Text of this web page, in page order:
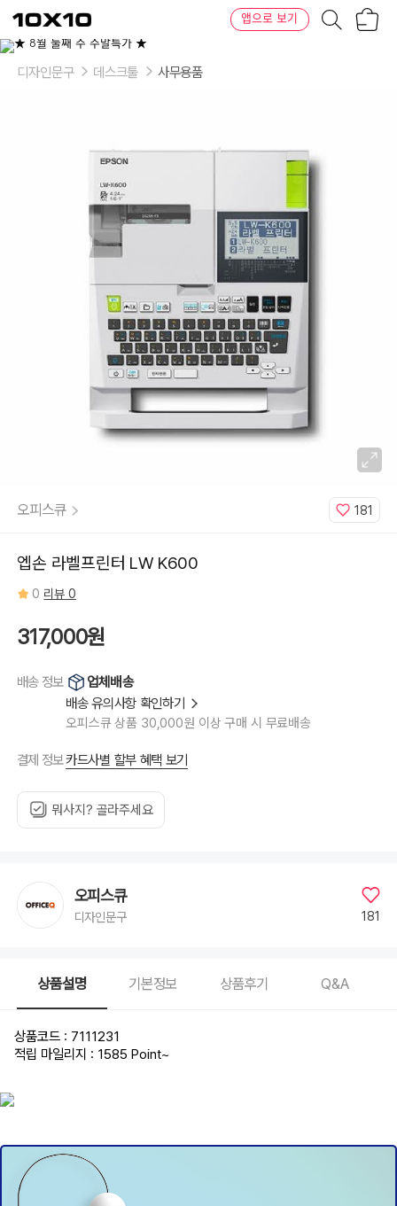
텐
바
텐
앱으로 보기
디자인문구 데스크툴 사무용품
오피스큐 181
엡손 라벨프린터 LW K600
0 리뷰 0
317,000원
배송 정보
업체배송
배송 유의사항 확인하기
오피스큐 상품 30,000원 이상 구매 시 무료배송
결제 정보카드사별 할부 혜택 보기
뭐사지? 골라주세요
오피스큐
디자인문구 181
상품설명 기본정보 상품후기 Q&A
상품코드 : 7111231
적립 마일리지 : 1585 Point~